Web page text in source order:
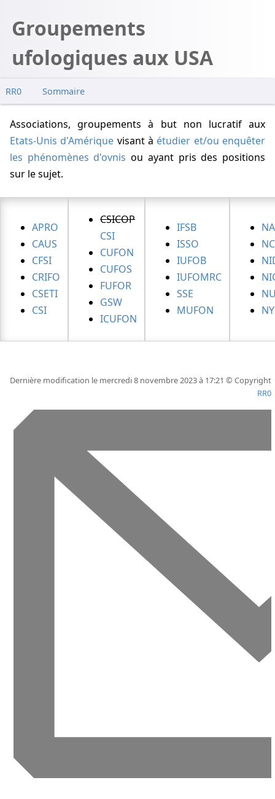
Groupements
ufologiques aux USA
RR0 Sommaire
Associations, groupements à but non lucratif aux
Etats-Unis d'Amérique visant à étudier et/ou enquêter
les phénomènes d'ovnis ou ayant pris des positions
sur le sujet.
APRO
CAUS
CFSI
CRIFO
CSETI
CSI
CSICOP
CSI
CUFON
CUFOS
FUFOR
GSW
ICUFON
IFSB
ISSO
IUFOB
IUFOMRC
SSE
MUFON
Dernière modification le mercredi 8 novembre 2023 à 17:21 © Copyright
RR0